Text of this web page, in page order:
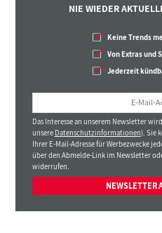
NIE WIEDER
Keine Trends
Von Extras und
Jederzeit
Das Interesse an unserem Newsletter
unsere Datenschutzinformationen). Sie
Ihrer E-Mail-Adresse für Werbezwecke
über den Abmelde-Link im Newsletter
widerrufen.
NEWSLETTER